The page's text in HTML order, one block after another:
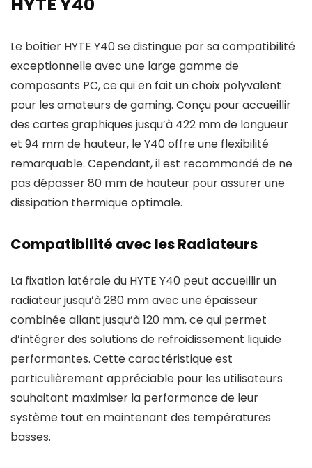
Le boîtier HYTE Y40 se distingue par sa compatibilité
exceptionnelle avec une large gamme de
composants PC, ce qui en fait un choix polyvalent
pour les amateurs de gaming. Conçu pour accueillir
des cartes graphiques jusqu’à 422 mm de longueur
et 94 mm de hauteur, le Y40 offre une flexibilité
remarquable. Cependant, il est recommandé de ne
pas dépasser 80 mm de hauteur pour assurer une
dissipation thermique optimale.
Compatibilité avec les Radiateurs
La fixation latérale du HYTE Y40 peut accueillir un
radiateur jusqu’à 280 mm avec une épaisseur
combinée allant jusqu’à 120 mm, ce qui permet
d’intégrer des solutions de refroidissement liquide
performantes. Cette caractéristique est
particulièrement appréciable pour les utilisateurs
souhaitant maximiser la performance de leur
système tout en maintenant des températures
basses.